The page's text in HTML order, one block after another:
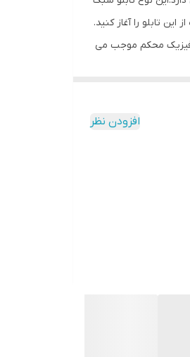
تابلو را آغاز کنید.
فیزیک محکم موجب می
افزودن نظر